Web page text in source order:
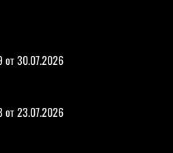
от 30.07.2026
от 23.07.2026